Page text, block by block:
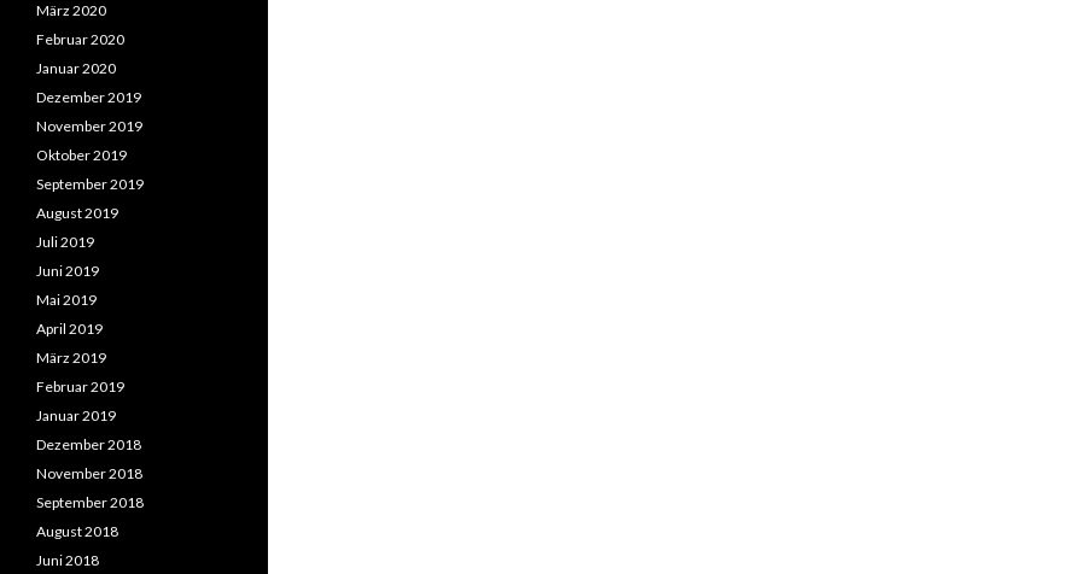
März 2020
Februar 2020
Januar 2020
Dezember 2019
November 2019
Oktober 2019
September 2019
August 2019
Juli 2019
Juni 2019
Mai 2019
April 2019
März 2019
Februar 2019
Januar 2019
Dezember 2018
November 2018
September 2018
August 2018
Juni 2018